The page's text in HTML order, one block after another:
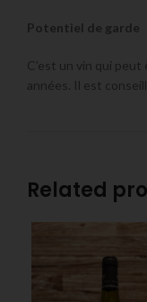
Potentiel de garde
C’est un vin qui
années. Il est
Related